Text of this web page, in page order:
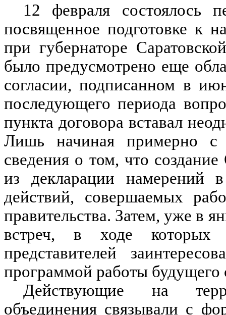
12 февраля состоялось
посвященное подготовке к
при губернаторе
было предусмотрено еще
согласии, подписанном в
последующего периода
пункта договора вставал
Лишь начиная примерно с
сведения о том, что
из декларации намерений в
действий, совершаемых
правительства. Затем, уже в
встреч, в ходе которых
представителей
программой работы будущего
Действующие на
объединения связывали с